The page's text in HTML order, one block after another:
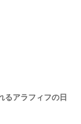
るアラフィフの日